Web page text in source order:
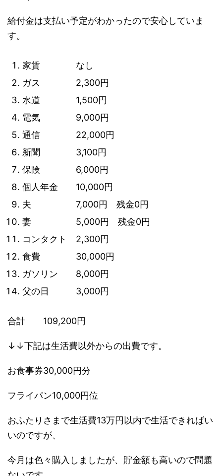
給付金は支払い予定がわかったので安心していま
す。
家賃 なし
ガス 2,300円
水道 1,500円
電気 9,000円
通信 22,000円
新聞 3,100円
保険 6,000円
個人年金 10,000円
夫 7,000円 残金0円
妻 5,000円 残金0円
コンタクト 2,300円
食費 30,000円
ガソリン 8,000円
父の日 3,000円
合計 109,200円
↓↓下記は生活費以外からの出費です。
お食事券30,000円分
フライパン10,000円位
おふたりさまで生活費13万円以内で生活できればい
いのですが、
今月は色々購入しましたが、貯金額も高いので問題